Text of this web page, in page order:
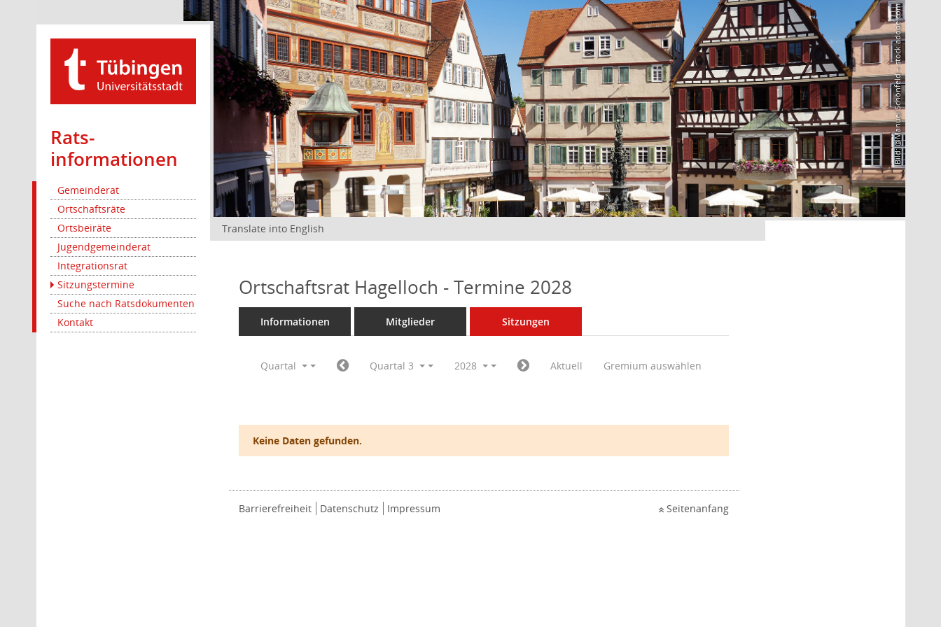
Rats­
informationen
Gemeinderat
Ortschaftsräte
Ortsbeiräte
Jugendgemeinderat
Integrationsrat
Sitzungstermine
Suche nach Ratsdokumenten
Kontakt
Bild: @Manuel Schönfeld – stock.adobe.com
Translate into English
Ortschaftsrat Hagelloch - Termine 2028
Informationen Mitglieder Sitzungen
Quartal Quartal 3 2028 Aktuell Gremium auswählen
Keine Daten gefunden.
Barrierefreiheit Datenschutz Impressum Seitenanfang